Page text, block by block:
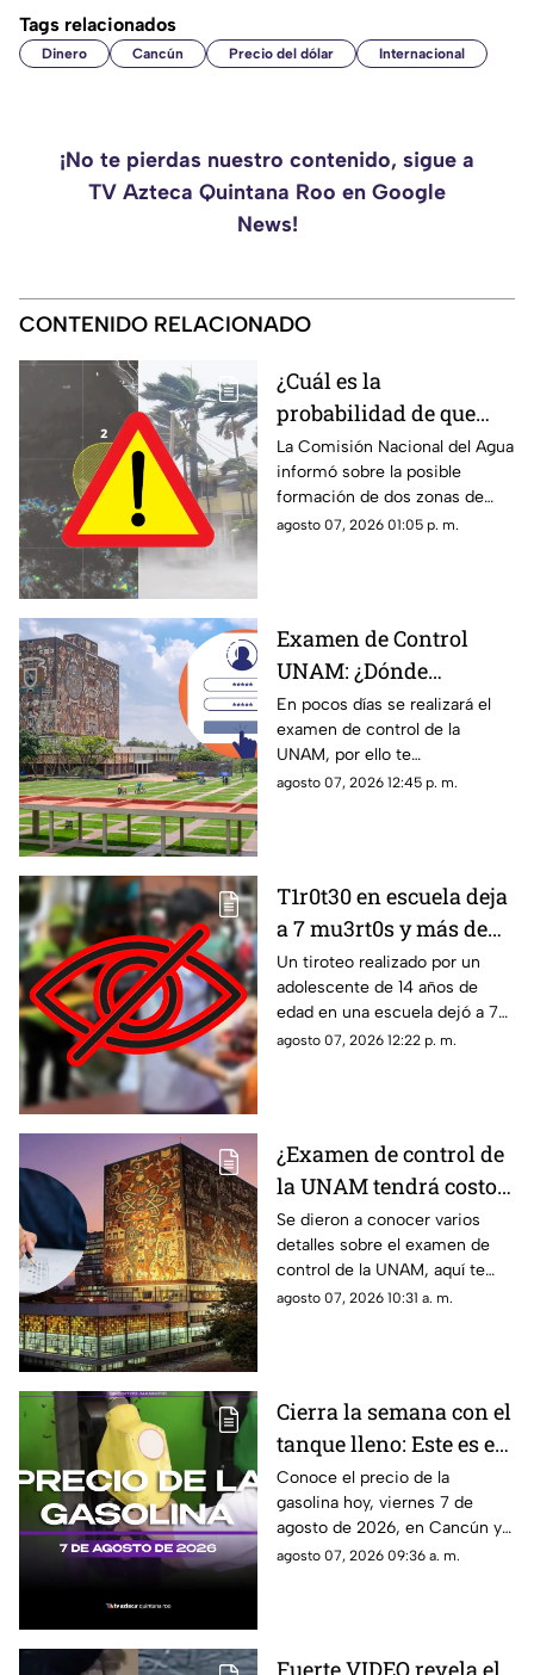
Tags relacionados
Dinero Cancún Precio del dólar Internacional
¡No te pierdas nuestro contenido, sigue a
TV Azteca Quintana Roo en Google
News!
CONTENIDO RELACIONADO
¿Cuál es la
probabilidad de que
'Hernan' se forme esta
semana? Vigilan zonas
de baja presión con
potencial de desarrollo
La Comisión Nacional del Agua
informó sobre la posible
formación de dos zonas de
baja presión con potencial de
agosto 07, 2026 01:05 p. m.
Examen de Control
UNAM: ¿Dónde
consultar el día,
horario y lugar?
En pocos días se realizará el
examen de control de la
UNAM, por ello te
compartimos lo que debes
agosto 07, 2026 12:45 p. m.
T1r0t30 en escuela deja
a 7 mu3rt0s y más de
30 h3r1d0s:
Adolescente de 14 años
realiza m4s4cr3 en
plantel escolar
Un tiroteo realizado por un
adolescente de 14 años de
edad en una escuela dejó a 7
muertos y más de 30 heridos.
agosto 07, 2026 12:22 p. m.
¿Examen de control de
la UNAM tendrá costo?
Conoce todos los
detalles
Se dieron a conocer varios
detalles sobre el examen de
control de la UNAM, aquí te
decimos si tendrá costo o no.
agosto 07, 2026 10:31 a. m.
Cierra la semana con el
tanque lleno: Este es el
precio de la gasolina
HOY, viernes 7 de
agosto de 2026, en
Quintana Roo
Conoce el precio de la
gasolina hoy, viernes 7 de
agosto de 2026, en Cancún y
el resto de Quintana Roo. Este
agosto 07, 2026 09:36 a. m.
Fuerte VIDEO revela el